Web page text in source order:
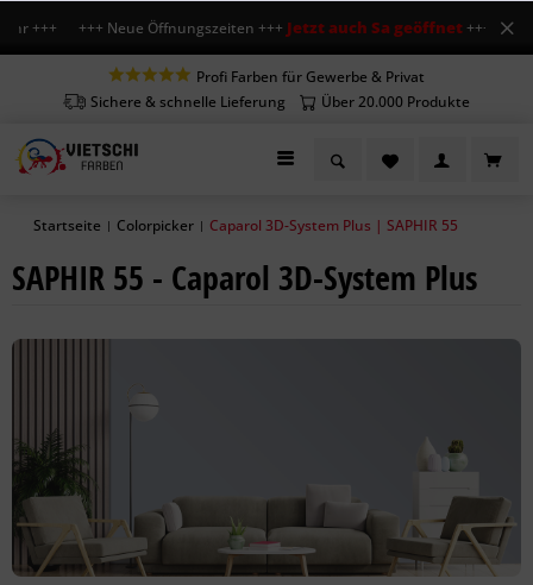
+++ +++ Neue Öffnungszeiten +++Jetzt auch Sa geöffnet+++ Mo-Fr 7-
Profi Farben für Gewerbe & Privat
Sichere & schnelle Lieferung
Über 20.000 Produkte
Startseite | Colorpicker | Caparol 3D-System Plus | SAPHIR 55
SAPHIR 55 - Caparol 3D-System Plus